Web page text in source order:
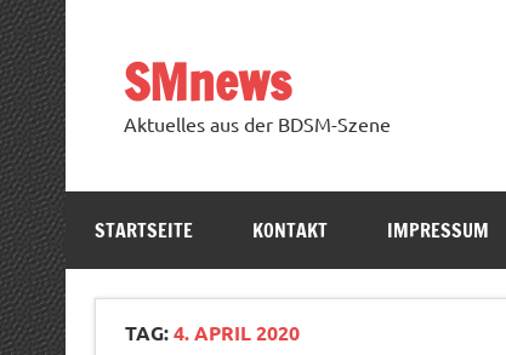
Zum
Inhalt
springen
SMnews
Aktuelles aus der BDSM-Szene
STARTSEITE KONTAKT IMPRESSUM
TAG:4. APRIL 2020